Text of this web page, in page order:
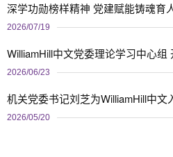
2026/07/19
2026/06/23
2026/05/20